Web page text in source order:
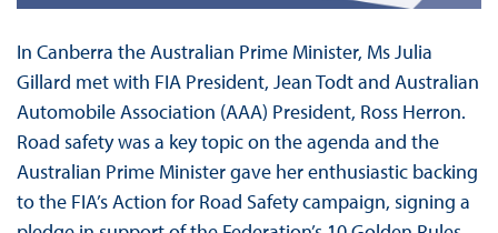
In Canberra the Australian Prime Minister, Ms Julia
Gillard met with FIA President, Jean Todt and Australian
Automobile Association (AAA) President, Ross Herron.
Road safety was a key topic on the agenda and the
Australian Prime Minister gave her enthusiastic backing
to the FIA’s Action for Road Safety campaign, signing a